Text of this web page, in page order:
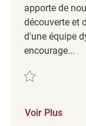
apporte de
découverte et
d'une équipe
encourage...
Sauvegarder
Voir Plus